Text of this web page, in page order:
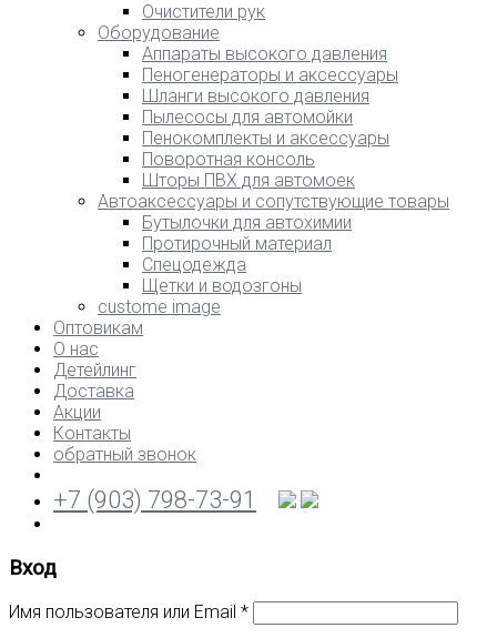
Очистители рук
Оборудование
Аппараты высокого давления
Пеногенераторы и аксессуары
Шланги высокого давления
Пылесосы для автомойки
Пенокомплекты и аксессуары
Поворотная консоль
Шторы ПВХ для автомоек
Автоаксессуары и сопутствующие товары
Бутылочки для автохимии
Протирочный материал
Спецодежда
Щетки и водозгоны
custome image
Оптовикам
О нас
Детейлинг
Доставка
Акции
Контакты
обратный звонок
+7 (903) 798-73-91
Вход
Имя пользователя или Email *